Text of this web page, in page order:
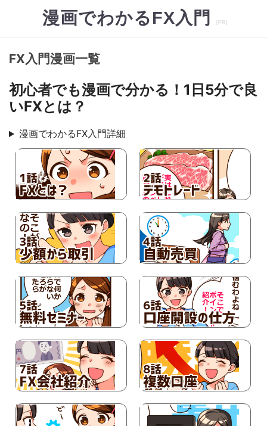
漫画でわかるFX入門
FX入門漫画一覧
初心者でも漫画で分かる！1日5分で良
いFXとは？
漫画でわかるFX入門詳細